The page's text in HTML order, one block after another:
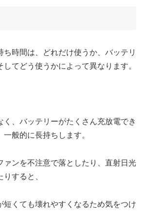
ち時間は、どれだけ使うか、バッテリ
てどう使うかによって異なります。
く、バッテリーがたくさん充放電でき
般的に長持ちします。
ァンを不注意で落としたり、直射日光
すると、
短くても壊れやすくなるため気をつけ